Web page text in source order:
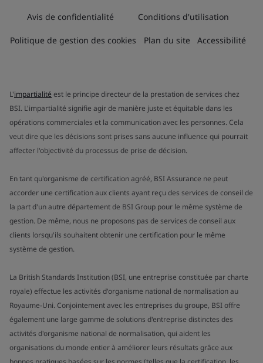
Avis de confidentialité Conditions d'utilisation
Politique de gestion des cookies Plan du site Accessibilité
L'impartialité est le principe directeur de la prestation de services chez
BSI. L'impartialité signifie agir de manière juste et équitable dans les
opérations commerciales et la communication avec les personnes. Cela
veut dire que les décisions sont prises sans aucune influence qui pourrait
affecter l'objectivité du processus de prise de décision.
En tant qu'organisme de certification agréé, BSI Assurance ne peut
accorder une certification aux clients ayant reçu des services de conseil de
la part d'un autre département de BSI Group pour le même système de
gestion. De même, nous ne proposons pas de services de conseil aux
clients lorsqu'ils souhaitent obtenir une certification pour le même
système de gestion.
La British Standards Institution (BSI, une entreprise constituée par charte
royale) effectue les activités d'organisme national de normalisation au
Royaume-Uni. Conjointement avec les entreprises du groupe, BSI offre
également une large gamme de solutions d'entreprise distinctes des
activités d'organisme national de normalisation, qui aident les
organisations du monde entier à améliorer leurs résultats grâce aux